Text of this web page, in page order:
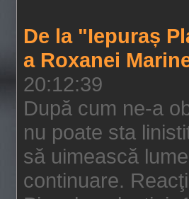
De la "Iepuraș
a Roxanei
20:12:39
După cum ne-a
nu poate sta
să uimească
continuare.